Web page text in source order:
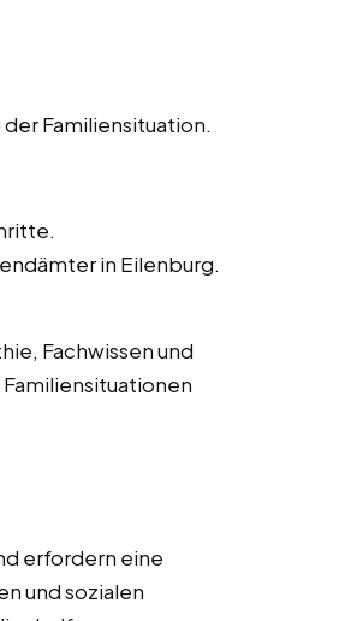
Familiensituation.
in Eilenburg.
Fachwissen und
erfordern eine
und sozialen